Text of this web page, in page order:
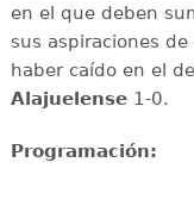
en el que deben
sus aspiraciones
haber caído en el
Alajuelense1-0.
Programación: